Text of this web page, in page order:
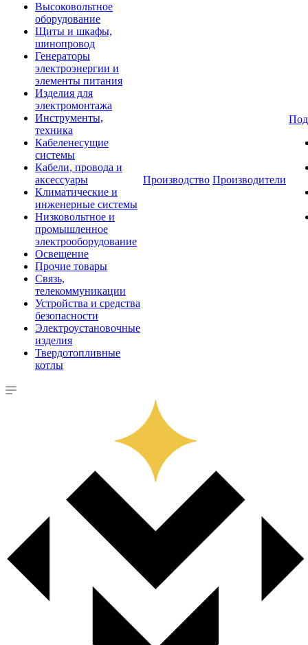
Высоковольтное
оборудование
Щиты и шкафы,
шинопровод
Генераторы
электроэнергии и
элементы питания
Изделия для
электромонтажа
Инструменты,
техника
Кабеленесущие
системы
Кабели, провода и
аксессуары
Климатические и
инженерные системы
Низковольтное и
промышленное
электрооборудование
Освещение
Прочие товары
Связь,
телекоммуникации
Устройства и средства
безопасности
Электроустановочные
изделия
Твердотопливные
котлы
Производство Производители